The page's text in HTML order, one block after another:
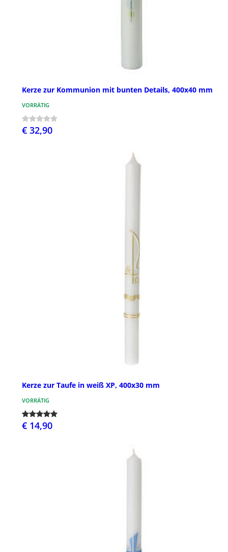
Kerze zur Kommunion mit bunten Details, 400x40 mm
VORRÄTIG
€ 32,90
Kerze zur Taufe in weiß XP, 400x30 mm
VORRÄTIG
€ 14,90